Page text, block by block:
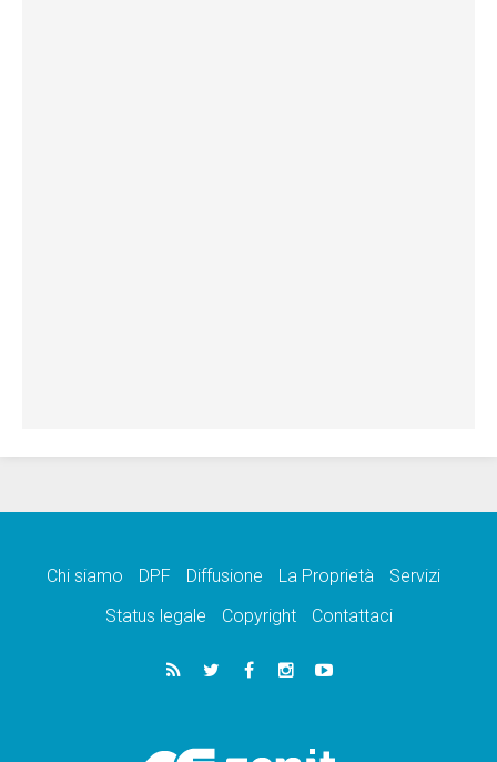
Chi siamo DPF Diffusione La Proprietà
Servizi
Status legale
Copyright Contattaci